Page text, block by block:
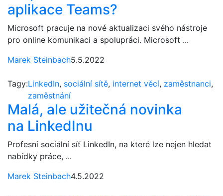
aplikace Teams?
Microsoft pracuje na nové aktualizaci svého nástroje
pro online komunikaci a spolupráci. Microsoft ...
Marek Steinbach5.5.2022
Tagy:LinkedIn, sociální sítě, internet věcí, zaměstnanci,
zaměstnání
Malá, ale užitečná novinka
na LinkedInu
Profesní sociální síť LinkedIn, na které lze nejen hledat
nabídky práce, ...
Marek Steinbach4.5.2022